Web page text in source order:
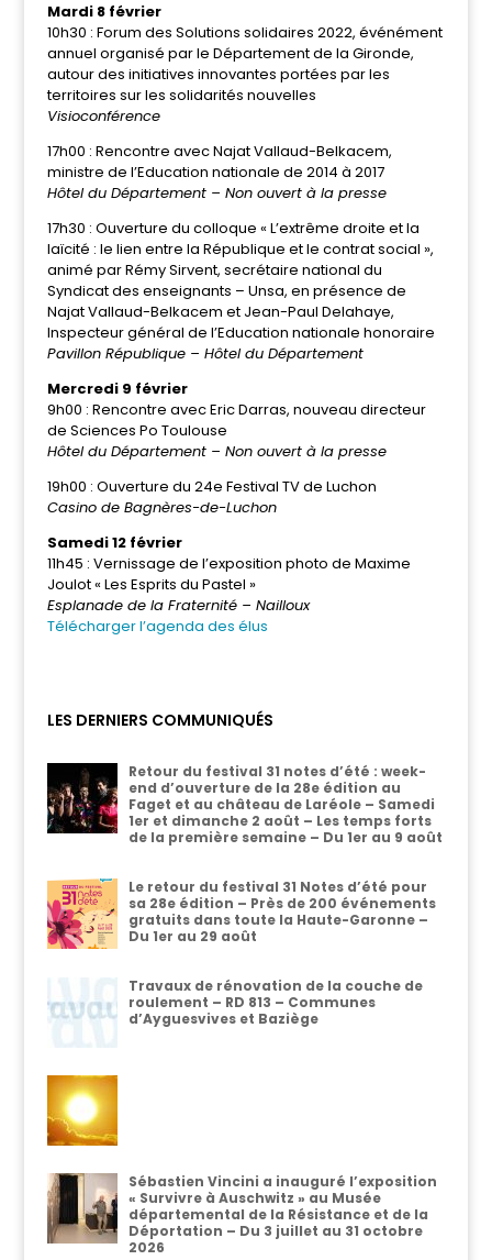
Mardi 8 février
10h30 : Forum des Solutions solidaires 2022, événément
annuel organisé par le Département de la Gironde,
autour des initiatives innovantes portées par les
territoires sur les solidarités nouvelles
Visioconférence
17h00 : Rencontre avec Najat Vallaud-Belkacem,
ministre de l’Education nationale de 2014 à 2017
Hôtel du Département – Non ouvert à la presse
17h30 : Ouverture du colloque « L’extrême droite et la
laïcité : le lien entre la République et le contrat social »,
animé par Rémy Sirvent, secrétaire national du
Syndicat des enseignants – Unsa, en présence de
Najat Vallaud-Belkacem et Jean-Paul Delahaye,
Inspecteur général de l’Education nationale honoraire
Pavillon République – Hôtel du Département
Mercredi 9 février
9h00 : Rencontre avec Eric Darras, nouveau directeur
de Sciences Po Toulouse
Hôtel du Département – Non ouvert à la presse
19h00 : Ouverture du 24e Festival TV de Luchon
Casino de Bagnères-de-Luchon
Samedi 12 février
11h45 : Vernissage de l’exposition photo de Maxime
Joulot « Les Esprits du Pastel »
Esplanade de la Fraternité – Nailloux
Télécharger l’agenda des élus
LES DERNIERS COMMUNIQUÉS
Retour du festival 31 notes d’été : week-
end d’ouverture de la 28e édition au
Faget et au château de Laréole – Samedi
1er et dimanche 2 août – Les temps forts
de la première semaine – Du 1er au 9 août
Le retour du festival 31 Notes d’été pour
sa 28e édition – Près de 200 événements
gratuits dans toute la Haute-Garonne –
Du 1er au 29 août
Travaux de rénovation de la couche de
roulement – RD 813 – Communes
d’Ayguesvives et Baziège
Sébastien Vincini a inauguré l’exposition
« Survivre à Auschwitz » au Musée
départemental de la Résistance et de la
Déportation – Du 3 juillet au 31 octobre
2026